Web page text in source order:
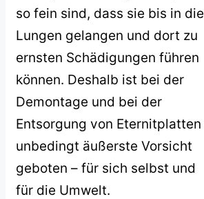
so fein sind, dass sie bis in die
Lungen gelangen und dort zu
ernsten Schädigungen führen
können. Deshalb ist bei der
Demontage und bei der
Entsorgung von Eternitplatten
unbedingt äußerste Vorsicht
geboten – für sich selbst und
für die Umwelt.